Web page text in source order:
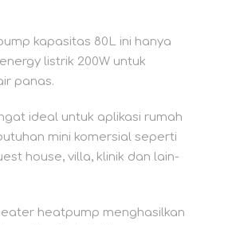
kapasitas 80L ini hanya
listrik 200W untuk
panas.
ideal untuk aplikasi rumah
mini komersial seperti
house, villa, klinik dan lain-
heatpump menghasilkan